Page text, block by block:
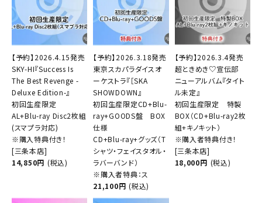
【予約】2026.4.15発売
SKY-HI『Success Is
The Best Revenge -
Deluxe Edition-』
初回生産限定
AL+Blu-ray Disc2枚組
(スマプラ対応)
※購入特典付き！
[三条本店]
14,850円 (税込)
【予約】2026.3.18発売
東京スカパラダイスオ
ーケストラ『［SKA
SHOWDOWN』
初回生産限定CD+Blu-
ray+GOODS盤 BOX
仕様
CD+Blu-ray+グッズ（T
シャツ・フェイスタオル・
ラバーバンド）
※購入者特典：ス
21,100円 (税込)
【予約】2026.3.4発売
超ときめき♡宣伝部
ニューアルバム『タイト
ル未定』
初回生産限定 特製
BOX（CD+Blu-ray2枚
組+キノキット）
※購入者特典付き！
[三条本店]
18,000円 (税込)